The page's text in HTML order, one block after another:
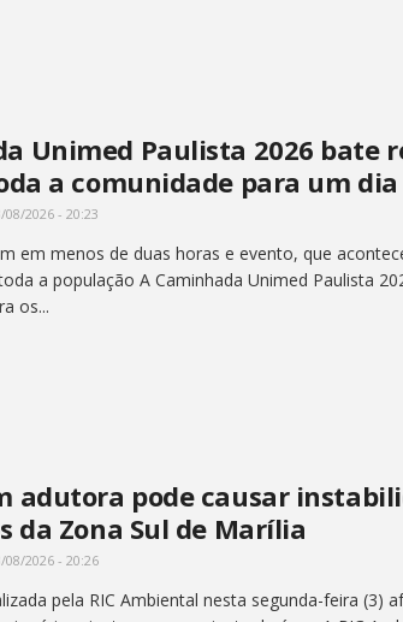
Unimed Paulista 2026 bate
a comunidade para um
08/2026 - 20:23
em menos de duas horas e evento, que
a população A Caminhada Unimed Paulista
os...
adutora pode causar
da Zona Sul de Marília
08/2026 - 20:26
pela RIC Ambiental nesta segunda-feira (3)